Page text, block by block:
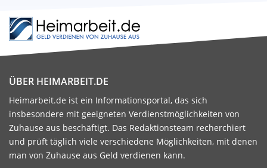
ÜBER HEIMARBEIT.DE
Heimarbeit.de ist ein Informationsportal, das sich
insbesondere mit geeigneten Verdienstmöglichkeiten von
Zuhause aus beschäftigt. Das Redaktionsteam recherchiert
und prüft täglich viele verschiedene Möglichkeiten, mit denen
man von Zuhause aus Geld verdienen kann.